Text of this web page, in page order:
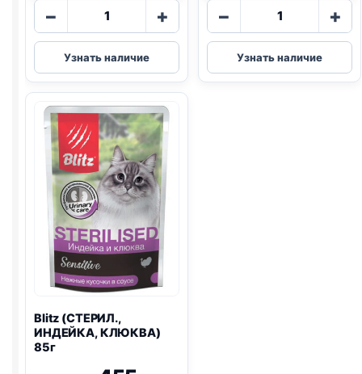
−
Количество
AlphaPet
влаж.
(ГОВЯДИНА
МАЛИНА)
80г
+
Узнать наличие
−
Количество
Blitz
(Д/
ШЕРСТИ,
+
Узнать наличие
Blitz (СТЕРИЛ.,
ИНДЕЙКА, КЛЮКВА)
85г